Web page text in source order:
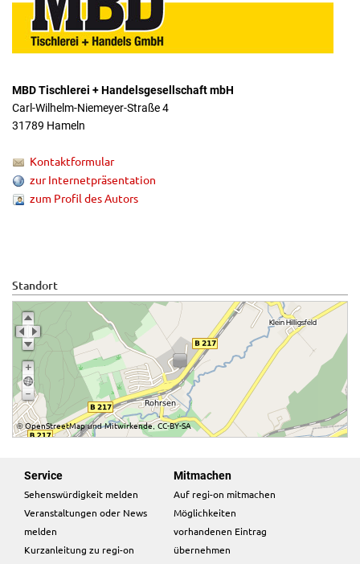
MBD Tischlerei + Handelsgesellschaft mbH
Carl-Wilhelm-Niemeyer-Straße 4
31789 Hameln
Kontaktformular
zur Internetpräsentation
zum Profil des Autors
Standort
©OpenStreetMapundMitwirkende, CC-BY-SA
Service
Sehenswürdigkeit melden
Veranstaltungen oder News
melden
Kurzanleitung zu regi-on
Mitmachen
Auf regi-on mitmachen
Möglichkeiten
vorhandenen Eintrag
übernehmen